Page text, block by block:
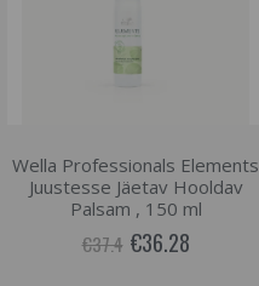
Wella Professionals Elements
Juustesse Jäetav Hooldav
Palsam , 150 ml
€37.4 €36.28